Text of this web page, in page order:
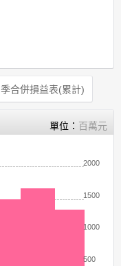
季合併損益表(累計)
單位： 百萬元
500
1000
1500
2000